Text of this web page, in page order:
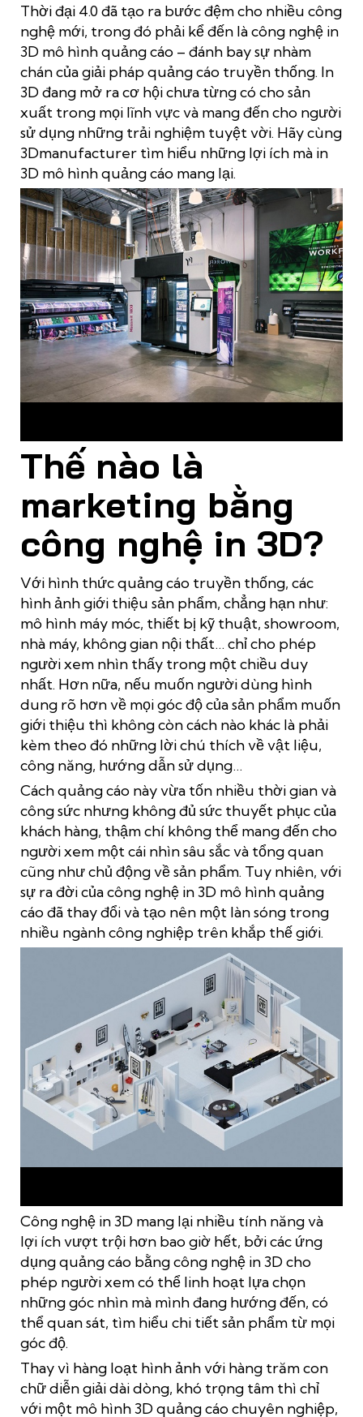
Thời đại 4.0 đã tạo ra bước đệm cho nhiều công
nghệ mới, trong đó phải kể đến là công nghệ in
3D mô hình quảng cáo – đánh bay sự nhàm
chán của giải pháp quảng cáo truyền thống. In
3Dđang mở ra cơ hội chưa từng có cho sản
xuất trong mọi lĩnh vực và mang đếncho người
sử dụng những trải nghiệm tuyệt vời. Hãy cùng
3Dmanufacturer tìm hiểu những lợi ích mà in
3D mô hình quảng cáo mang lại.
Thế nào là
marketing bằng
công nghệ in 3D?
Với hình thức quảng cáo truyền thống, các
hình ảnh giới thiệu sản phẩm, chẳng hạn như:
mô hình máy móc, thiết bị kỹ thuật, showroom,
nhà máy, không gian nội thất… chỉ cho phép
người xem nhìn thấy trong một chiều duy
nhất. Hơn nữa, nếu muốn người dùng hình
dung rõ hơn về mọi góc độ của sản phẩm muốn
giới thiệu thì không còn cách nào khác là phải
kèm theo đó những lời chú thích về vật liệu,
công năng, hướng dẫn sử dụng…
Cách quảng cáo này vừa tốn nhiều thời gian và
công sức nhưng không đủ sức thuyết phục của
khách hàng, thậm chí không thể mang đến cho
người xem một cái nhìn sâu sắc và tổng quan
cũng như chủ động về sản phẩm. Tuy nhiên, với
sự ra đời của công nghệ in 3D mô hình quảng
cáo đã thay đổi và tạo nên một làn sóng trong
nhiều ngành công nghiệp trên khắp thế giới.
Công nghệ in 3D mang lại nhiều tính năng và
lợi ích vượt trội hơn bao giờ hết, bởi các ứng
dụng quảng cáo bằng công nghệ in 3D cho
phép người xem có thể linh hoạt lựa chọn
những góc nhìn mà mình đang hướng đến, có
thể quan sát, tìm hiểu chi tiết sản phẩm từ mọi
góc độ.
Thay vì hàng loạt hình ảnh với hàng trăm con
chữ diễn giải dài dòng, khó trọng tâm thì chỉ
với một mô hình 3D quảng cáo chuyên nghiệp,